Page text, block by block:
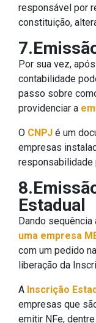
responsável por
constituição,
Por sua vez,
contabilidade
passo sobre
providenciar a
O CNPJ é um
empresas
responsabilidade
Estadual
Dando
uma empresa
com um pedido
liberação da
A Inscrição
empresas que
emitir NFe,